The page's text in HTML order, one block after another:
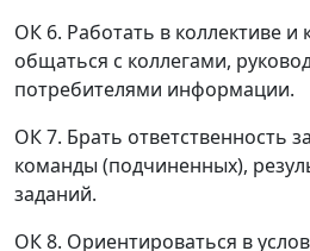
ОК 6. Работать в коллективе
общаться с коллегами,
потребителями информации.
ОК 7. Брать ответственность
команды (подчиненных),
заданий.
ОК 8. Ориентироваться в